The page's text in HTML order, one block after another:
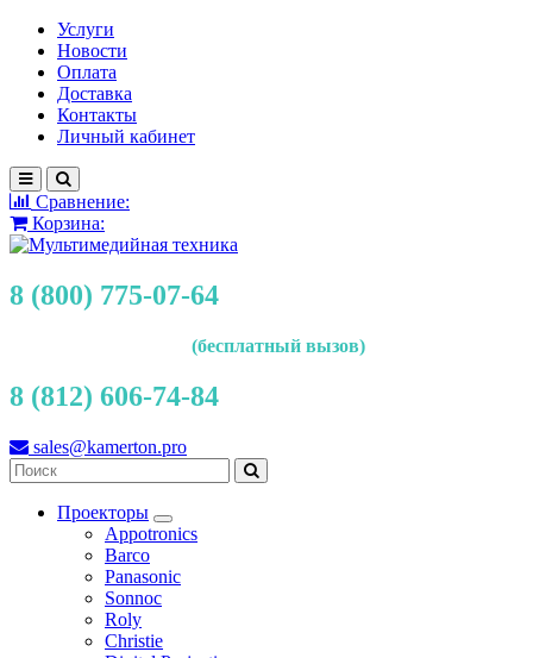
Услуги
Новости
Оплата
Доставка
Контакты
Личный кабинет
Сравнение:
Корзина:
8 (800) 775-07-64
(бесплатный вызов)
8 (812) 606-74-84
sales@kamerton.pro
Проекторы
Appotronics
Barco
Panasonic
Sonnoc
Roly
Christie